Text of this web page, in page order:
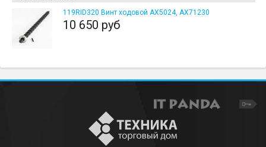
119RID320 Винт ходовой AX5024, AX71230
10 650 руб